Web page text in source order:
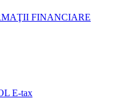
FINANCIARE
E-tax